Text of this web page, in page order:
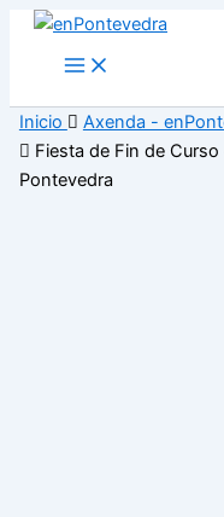
Main
Menu
Inicio Axenda -
Fiesta de Fin de
Pontevedra